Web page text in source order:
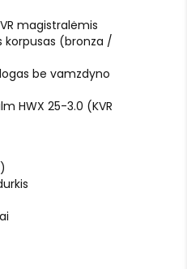
magistralėmis
korpusas (bronza /
be vamzdyno
HWX 25-3.0 (KVR